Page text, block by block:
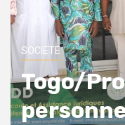
SOCIETE
Togo/